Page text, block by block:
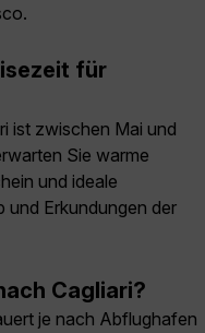
für
ist zwischen Mai und
Sie warme
und ideale
und Erkundungen der
Cagliari?
je nach Abflughafen